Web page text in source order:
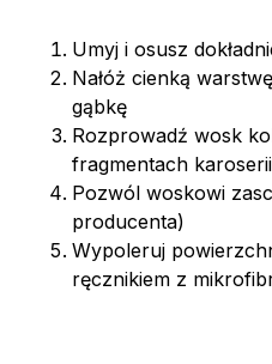
Umyj i osusz
Nałóż cienką
gąbkę
Rozprowadź wosk
fragmentach karoserii
Pozwól woskowi
producenta)
Wypoleruj
ręcznikiem z